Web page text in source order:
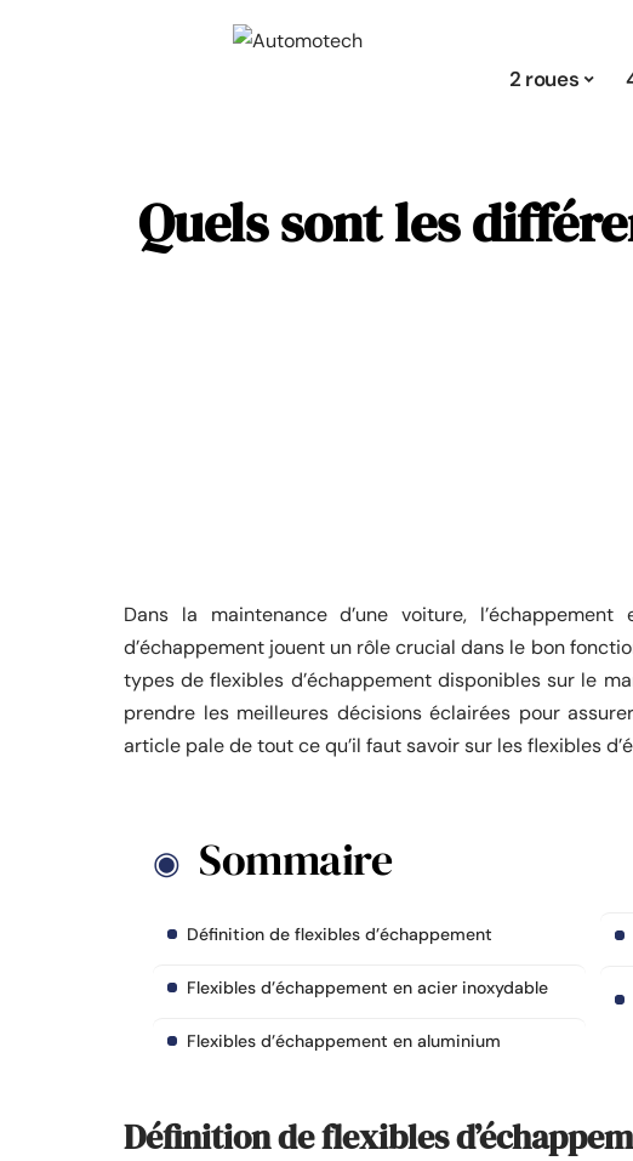
2 roues
Quels sont les
Dans la maintenance d’une voiture,
d’échappement jouent un rôle crucial dans le bon
types de flexibles d’échappement disponibles sur le
prendre les meilleures décisions éclairées pour
article pale de tout ce qu’il faut savoir sur les flexibles
Sommaire
Définition de flexibles d’échappement
Flexibles d’échappement en acier inoxydable
Flexibles d’échappement en aluminium
Définition de flexibles